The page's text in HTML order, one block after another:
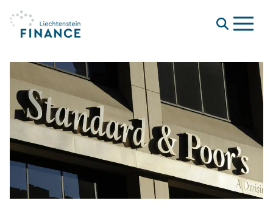
Menu